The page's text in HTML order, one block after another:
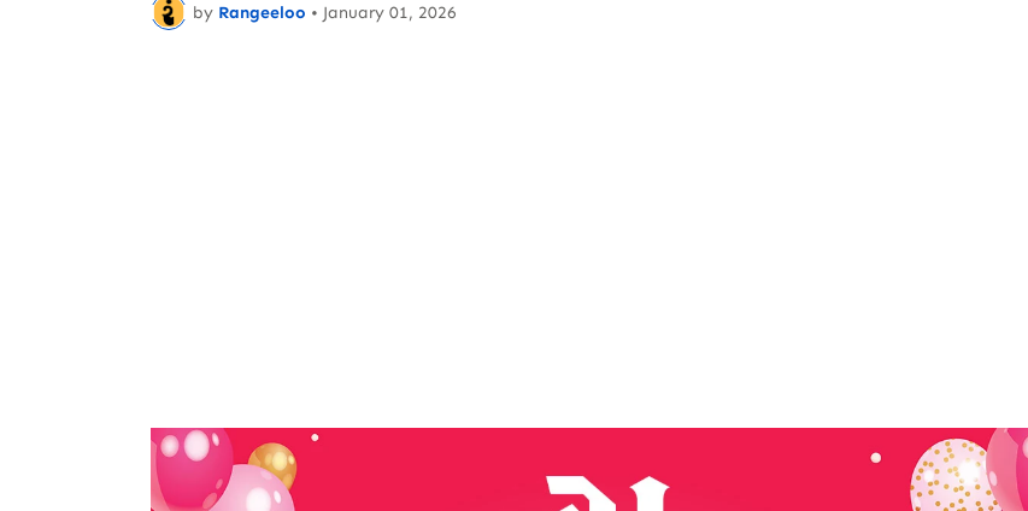
by Rangeeloo • January 01, 2026